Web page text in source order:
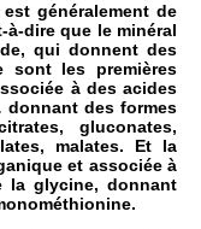
généralement de
à-dire que le minéral
qui donnent des
sont les premières
à des acides
des formes
gluconates,
malates. Et la
et associée à
la glycine, donnant